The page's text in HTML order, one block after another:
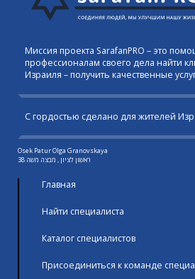
Миссия проекта SarafanPRO – это
профессионалам своего дела найти
Израиля – получить качественные
С гордостью сделано для жителей
Osek Patur Olga Granovskaya
ראשון לציון , מבצה משה 38
Главная
Найти специалиста
Каталог специалистов
Присоединиться к команде